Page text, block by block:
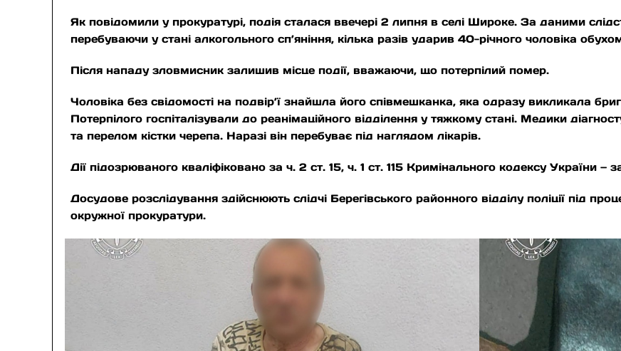
Як повідомили у прокуратурі, подія сталася ввечері 2 липня в селі Широке. За даними
перебуваючи у стані алкогольного сп’яніння, кілька разів ударив 40-річного чоловіка
Після нападу зловмисник залишив місце події, вважаючи, що потерпілий помер.
Чоловіка без свідомості на подвір’ї знайшла його співмешканка, яка одразу викликала
Потерпілого госпіталізували до реанімаційного відділення у тяжкому стані. Медики
та перелом кістки черепа. Наразі він перебуває під наглядом лікарів.
Дії підозрюваного кваліфіковано за ч. 2 ст. 15, ч. 1 ст. 115 Кримінального кодексу України
Досудове розслідування здійснюють слідчі Берегівського районного відділу поліції під
окружної прокуратури.